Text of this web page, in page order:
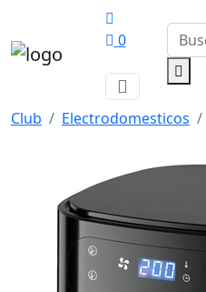
0
Club Electrodomesticos